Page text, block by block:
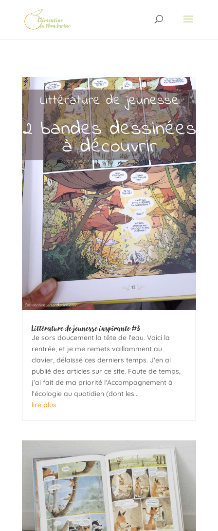
Littérature de jeunesse inspirante #8
Je sors doucement la tête de l'eau. Voici la
rentrée, et je me remets vaillamment au
clavier, délaissé ces derniers temps. J'en ai
publié des articles sur ce site. Faute de temps,
j'ai fait de ma priorité l'Accompagnement à
l'écologie au quotidien (dont les...
lire plus